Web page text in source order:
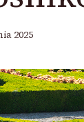
2025